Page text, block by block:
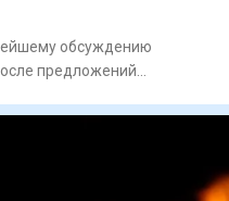
обсуждению